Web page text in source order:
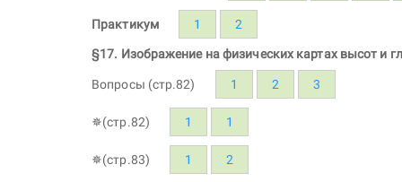
Практикум 1 2
§17. Изображение на физических картах высот и
Вопросы (стр.82) 1 2 3
✵(стр.82) 1 1
✵(стр.83) 1 2